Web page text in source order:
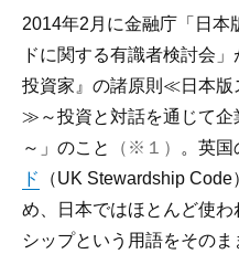
2014年2月に金融庁「日本
ドに関する有識者検討会
投資家』の諸原則≪日本版
≫～投資と対話を通じて企
～」のこと
（※１） 。英国
ド
（UK Stewardship
め、日本ではほとんど使
シップという用語をそのま